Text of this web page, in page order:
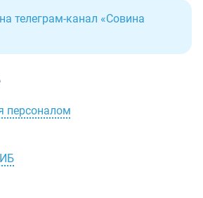
телеграм-канал «Совина
персоналом